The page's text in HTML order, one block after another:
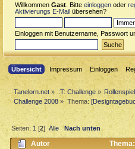
Willkommen Gast . Bitte einloggen oder
Aktivierungs E-Mail übersehen?
Einloggen mit Benutzername, Passwort
Übersicht Impressum Einloggen
Tanelorn.net » :T: Challenge»
Challenge 2008 » Thema:
Seiten:1[2]Alle Nach unten
Autor